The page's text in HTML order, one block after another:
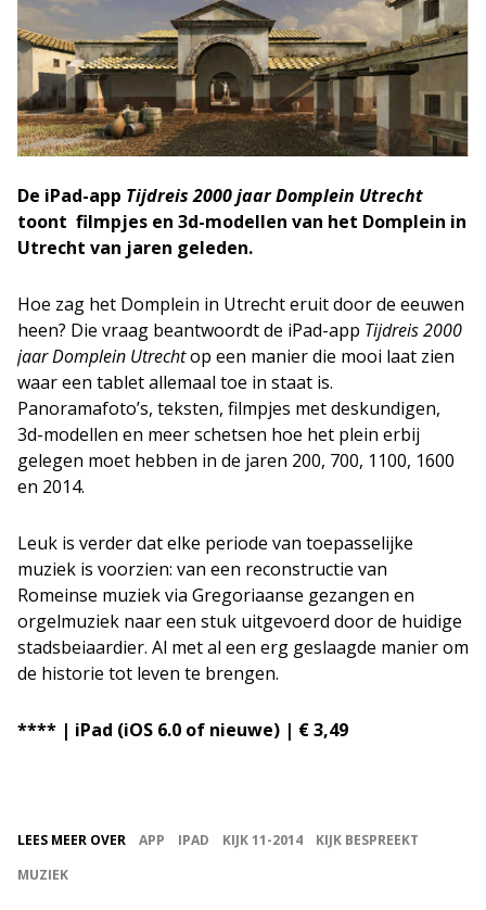
De iPad-app Tijdreis 2000 jaar Domplein Utrecht
toont filmpjes en 3d-modellen van het Domplein in
Utrecht van jaren geleden.
Hoe zag het Domplein in Utrecht eruit door de eeuwen
heen? Die vraag beantwoordt de iPad-app Tijdreis 2000
jaar Domplein Utrechtop een manier die mooi laat zien
waar een tablet allemaal toe in staat is.
Panoramafoto’s, teksten, filmpjes met deskundigen,
3d-modellen en meer schetsen hoe het plein erbij
gelegen moet hebben in de jaren 200, 700, 1100, 1600
en 2014.
Leuk is verder dat elke periode van toepasselijke
muziek is voorzien: van een reconstructie van
Romeinse muziek via Gregoriaanse gezangen en
orgelmuziek naar een stuk uitgevoerd door de huidige
stadsbeiaardier. Al met al een erg geslaagde manier om
de historie tot leven te brengen.
**** | iPad (iOS 6.0 of nieuwe) | € 3,49
LEES MEER OVER APP IPAD KIJK 11-2014
KIJK BESPREEKT
MUZIEK